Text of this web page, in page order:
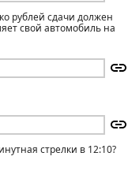
рублей сдачи должен
свой автомобиль на
стрелки в 12:10?